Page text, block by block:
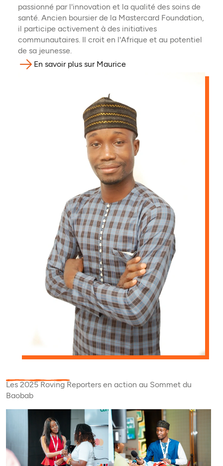
passionné par l'innovation et la qualité des soins de
santé. Ancien boursier de la Mastercard Foundation,
il participe activement à des initiatives
communautaires. Il croit en l'Afrique et au potentiel
de sa jeunesse.
En savoir plus sur Maurice(ouvre dans un nouvel
Les 2025 Roving Reporters en action au Sommet du
Baobab